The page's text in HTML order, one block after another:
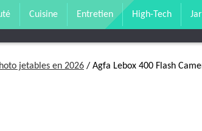
Cuisine Entretien High-Tech
jetables en 2026 / Agfa Lebox 400 Flash